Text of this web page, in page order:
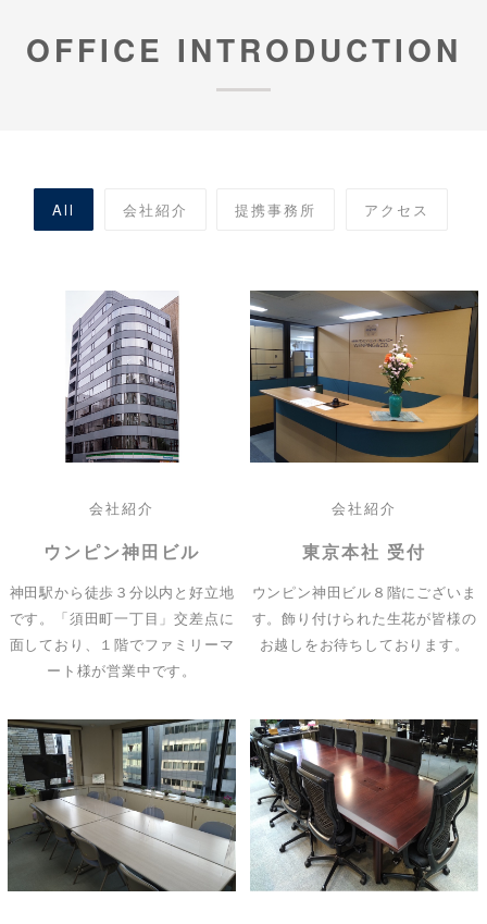
OFFICE INTRODUCTION
All 会社紹介 提携事務所 アクセス
会社紹介
ウンピン神田ビル
神田駅から徒歩３分以内と好立地
です。「須田町一丁目」交差点に
面しており、１階でファミリーマ
ート様が営業中です。
会社紹介
東京本社 受付
ウンピン神田ビル８階にございま
す。飾り付けられた生花が皆様の
お越しをお待ちしております。